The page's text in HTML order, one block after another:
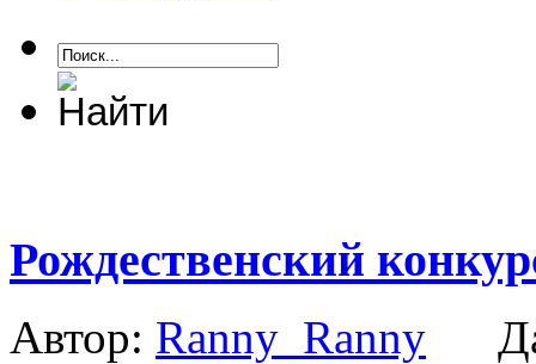
Рождественский
Автор: Ranny_Ranny